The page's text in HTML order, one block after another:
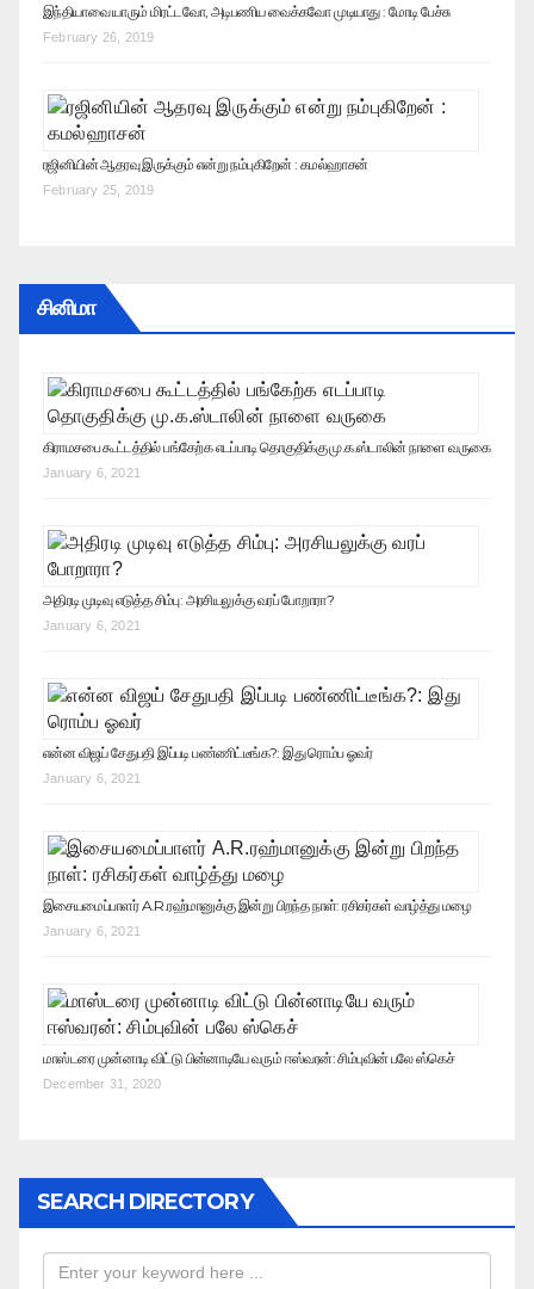
இந்தியாவை யாரும் மிரட்டவோ, அடிபணிய வைக்கவோ முடியாது : மோடி பேச்சு
February 26, 2019
ரஜினியின் ஆதரவு இருக்கும் என்று நம்புகிறேன் : கமல்ஹாசன்
February 25, 2019
சினிமா
கிராமசபை கூட்டத்தில் பங்கேற்க எடப்பாடி தொகுதிக்கு மு.க.ஸ்டாலின் நாளை வருகை
January 6, 2021
அதிரடி முடிவு எடுத்த சிம்பு: அரசியலுக்கு வரப் போறாரா?
January 6, 2021
என்ன விஜய் சேதுபதி இப்படி பண்ணிட்டீங்க?: இது ரொம்ப ஓவர்
January 6, 2021
இசையமைப்பாளர் A.R.ரஹ்மானுக்கு இன்று பிறந்த நாள்: ரசிகர்கள் வாழ்த்து மழை
January 6, 2021
மாஸ்டரை முன்னாடி விட்டு பின்னாடியே வரும் ஈஸ்வரன்: சிம்புவின் பலே ஸ்கெச்
December 31, 2020
SEARCH DIRECTORY